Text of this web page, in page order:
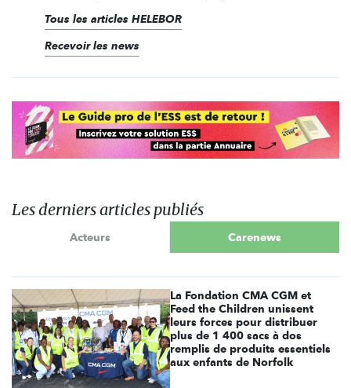
Tous les articles HELEBOR
Recevoir les news
Les derniers articles publiés
Acteurs Carenews
La Fondation CMA CGM et
Feed the Children unissent
leurs forces pour distribuer
plus de 1 400 sacs à dos
remplis de produits essentiels
aux enfants de Norfolk